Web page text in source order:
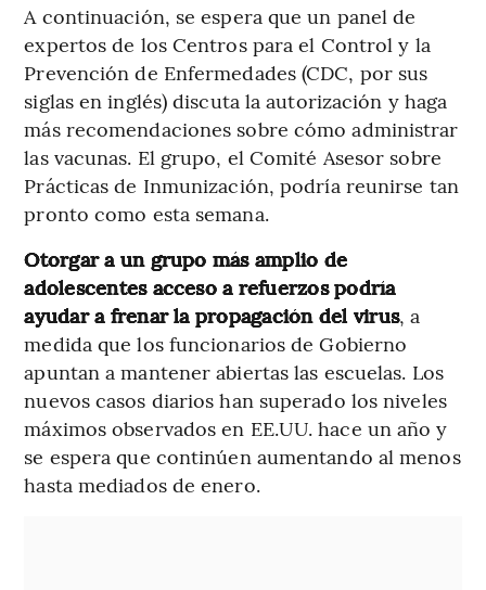
A continuación, se espera que un panel de
expertos de los Centros para el Control y la
Prevención de Enfermedades (CDC, por sus
siglas en inglés) discuta la autorización y haga
más recomendaciones sobre cómo administrar
las vacunas. El grupo, el Comité Asesor sobre
Prácticas de Inmunización, podría reunirse tan
pronto como esta semana.
Otorgar a un grupo más amplio de
adolescentes acceso a refuerzos podría
ayudar a frenar la propagación del virus, a
medida que los funcionarios de Gobierno
apuntan a mantener abiertas las escuelas. Los
nuevos casos diarios han superado los niveles
máximos observados en EE.UU. hace un año y
se espera que continúen aumentando al menos
hasta mediados de enero.